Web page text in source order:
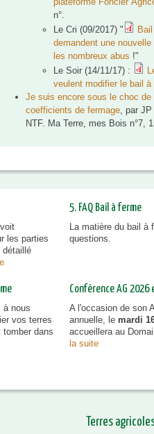
n°.
Le Cri (09/2017) "
demandent une
les nombreux abus !"
Le Soir (14/11/17) :
veulent modifier le bail
Je suis encore sous le choc
coefficients de fermage , par
NTF. Ma Terre, mes Bois n°7,
les parties
détaillé
5. FAQ Bail à ferme
La matière du bail à
questions.
à nous
vos terres
dans
Conférence AG
A l'occasion de son
annuelle, le mardi
accueillera au
la suite
Terres